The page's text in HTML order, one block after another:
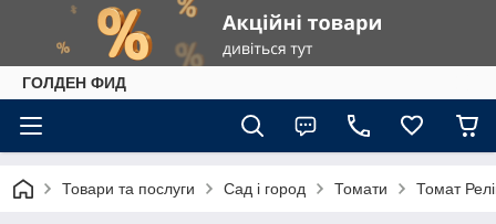
ГОЛДЕН ФИД
Товари та послуги Сад і город Томати Томат